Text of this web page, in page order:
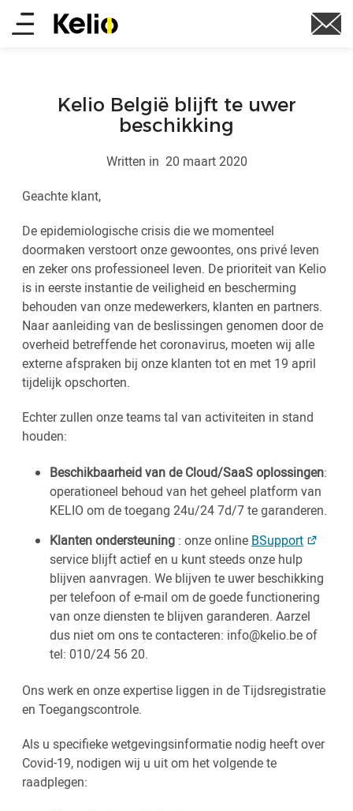
Skip
Main
Kelio België blijft te uwer
beschikking
Written in 20 maart 2020
Geachte klant,
De epidemiologische crisis die we momenteel
doormaken verstoort onze gewoontes, ons privé leven
en zeker ons professioneel leven. De prioriteit van Kelio
is in eerste instantie de veiligheid en bescherming
behouden van onze medewerkers, klanten en partners.
Naar aanleiding van de beslissingen genomen door de
overheid betreffende het coronavirus, moeten wij alle
externe afspraken bij onze klanten tot en met 19 april
tijdelijk opschorten.
Echter zullen onze teams tal van activiteiten in stand
houden:
Beschikbaarheid van de Cloud/SaaS oplossingen:
operationeel behoud van het geheel platform van
KELIO om de toegang 24u/24 7d/7 te garanderen.
Klanten ondersteuning : onze online BSupport
service blijft actief en u kunt steeds onze hulp
blijven aanvragen. We blijven te uwer beschikking
per telefoon of e-mail om de goede functionering
van onze diensten te blijven garanderen. Aarzel
dus niet om ons te contacteren: info@kelio.be of
tel: 010/24 56 20.
Ons werk en onze expertise liggen in de Tijdsregistratie
en Toegangscontrole.
Als u specifieke wetgevingsinformatie nodig heeft over
Covid-19, nodigen wij u uit om het volgende te
raadplegen: